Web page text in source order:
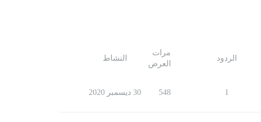
الردود
مرات
العرض
النشاط
1
548 30 ديسمبر 2020